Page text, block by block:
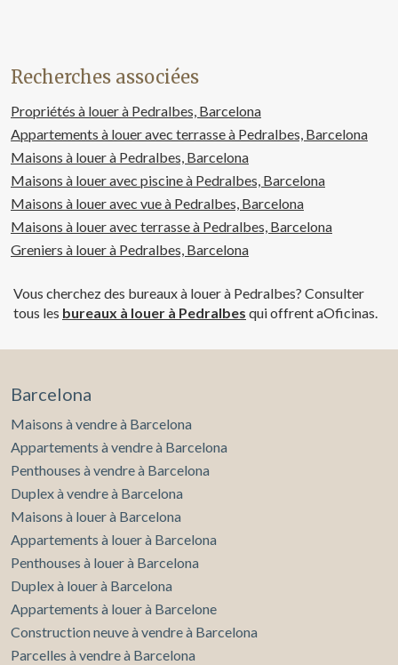
Recherches associées
Propriétés à louer à Pedralbes, Barcelona
Appartements à louer avec terrasse à Pedralbes, Barcelona
Maisons à louer à Pedralbes, Barcelona
Maisons à louer avec piscine à Pedralbes, Barcelona
Maisons à louer avec vue à Pedralbes, Barcelona
Maisons à louer avec terrasse à Pedralbes, Barcelona
Greniers à louer à Pedralbes, Barcelona
Vous cherchez des bureaux à louer à Pedralbes? Consulter
tous les bureaux à louer à Pedralbes qui offrent aOficinas.
Barcelona
Maisons à vendre à Barcelona
Appartements à vendre à Barcelona
Penthouses à vendre à Barcelona
Duplex à vendre à Barcelona
Maisons à louer à Barcelona
Appartements à louer à Barcelona
Penthouses à louer à Barcelona
Duplex à louer à Barcelona
Appartements à louer à Barcelone
Construction neuve à vendre à Barcelona
Parcelles à vendre à Barcelona